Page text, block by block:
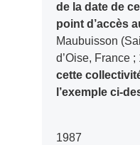
de la date de
point d’accès
Maubuisson
d’Oise, France
cette
l’exemple ci-
1987